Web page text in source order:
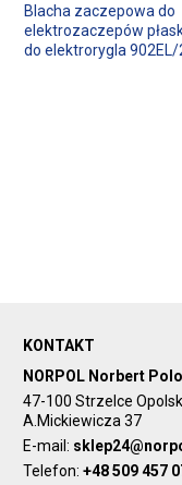
Blacha zaczepowa do
elektrozaczepów
do elektrorygla 902EL/
KONTAKT
NORPOL Norbert
47-100 Strzelce
A.Mickiewicza 37
E-mail:
Telefon:+48 509 457